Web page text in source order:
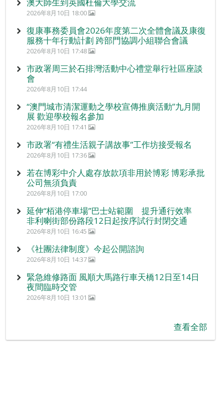
澳大師生到英國杜倫大學交流
2026年8月10日 18:00
復康事務委員會2026年度第二次全體會議及康復
服務十年行動計劃 跨部門協調小組聯合會議
2026年8月10日 17:48
市政署周三於石排灣活動中心禮堂舉行社區座談
會
2026年8月10日 17:44
“澳門城市清潔運動之學校宣傳推廣活動”九月開
展 歡迎學校報名參加
2026年8月10日 17:41
市政署“有禮生活親子講故事”工作坊接受報名
2026年8月10日 17:36
若在博彩中介人處存放款項非用於博彩 博彩承批
公司無須負責
2026年8月10日 17:00
延伸“栢港停車場”巴士站範圍 提升通行效率
非利喇街部份路段12日起按序試行封閉交通
2026年8月10日 16:45
《社團法律制度》今起公開諮詢
2026年8月10日 14:37
緊急維修路面 風順大馬路行車天橋12日至14日
夜間臨時交管
2026年8月10日 13:01
查看全部